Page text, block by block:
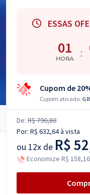
ESSAS
01
HORA :
Cupom de
Cupom ativado:
De: R$ 790,80
Por: R$ 632,64à vista
ou 12x de R$
Economize R$